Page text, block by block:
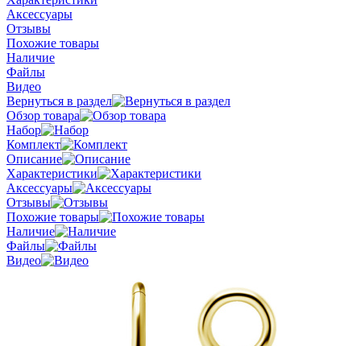
Аксессуары
Отзывы
Похожие товары
Наличие
Файлы
Видео
Вернуться в раздел
Обзор товара
Набор
Комплект
Описание
Характеристики
Аксессуары
Отзывы
Похожие товары
Наличие
Файлы
Видео